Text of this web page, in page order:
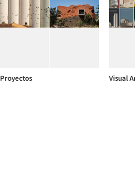
Proyectos Visual